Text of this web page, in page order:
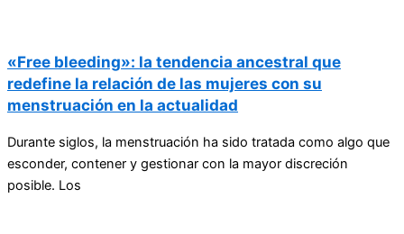
«Free bleeding»: la tendencia ancestral que
redefine la relación de las mujeres con su
menstruación en la actualidad
Durante siglos, la menstruación ha sido tratada como algo que
esconder, contener y gestionar con la mayor discreción
posible. Los